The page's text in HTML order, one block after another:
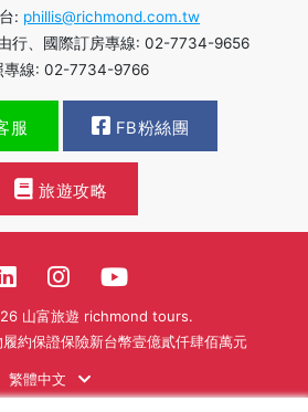
: phillis@richmond.com.tw
行、國際訂房專線: 02-7734-9656
專線: 02-7734-9766
服 FB粉絲團
旅遊攻略
山富旅遊 richmond tours.
約保證保險新台幣壹億貳仟肆佰萬元
繁體中文